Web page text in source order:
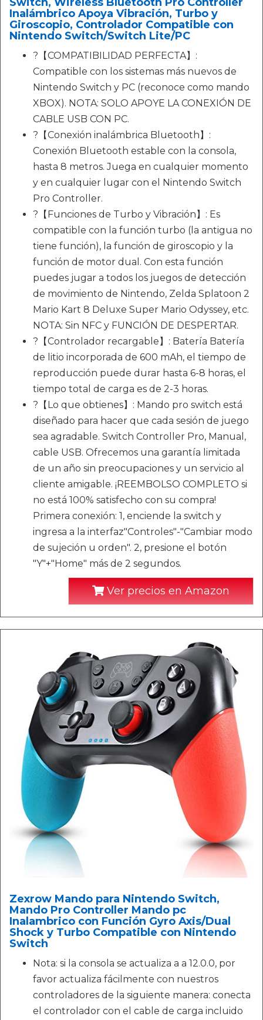
Inalámbrico Apoya Vibración, Turbo y
Giroscopio, Controlador Compatible con
Nintendo Switch/Switch Lite/PC
?【COMPATIBILIDAD PERFECTA】:
Compatible con los sistemas más nuevos de
Nintendo Switch y PC (reconoce como mando
XBOX). NOTA: SOLO APOYE LA CONEXIÓN DE
CABLE USB CON PC.
?【Conexión inalámbrica Bluetooth】:
Conexión Bluetooth estable con la consola,
hasta 8 metros. Juega en cualquier momento
y en cualquier lugar con el Nintendo Switch
Pro Controller.
?【Funciones de Turbo y Vibración】: Es
compatible con la función turbo (la antigua no
tiene función), la función de giroscopio y la
función de motor dual. Con esta función
puedes jugar a todos los juegos de detección
de movimiento de Nintendo, Zelda Splatoon 2
Mario Kart 8 Deluxe Super Mario Odyssey, etc.
NOTA: Sin NFC y FUNCIÓN DE DESPERTAR.
?【Controlador recargable】: Batería Batería
de litio incorporada de 600 mAh, el tiempo de
reproducción puede durar hasta 6-8 horas, el
tiempo total de carga es de 2-3 horas.
?【Lo que obtienes】: Mando pro switch está
diseñado para hacer que cada sesión de juego
sea agradable. Switch Controller Pro, Manual,
cable USB. Ofrecemos una garantía limitada
de un año sin preocupaciones y un servicio al
cliente amigable. ¡REEMBOLSO COMPLETO si
no está 100% satisfecho con su compra!
Primera conexión: 1, enciende la switch y
ingresa a la interfaz"Controles"-"Cambiar modo
de sujeción u orden". 2, presione el botón
"Y"+"Home" más de 2 segundos.
Ver precios en Amazon
Zexrow Mando para Nintendo Switch,
Mando Pro Controller Mando pc
Inalambrico con Función Gyro Axis/Dual
Shock y Turbo Compatible con Nintendo
Switch
Nota: si la consola se actualiza a a 12.0.0, por
favor actualiza fácilmente con nuestros
controladores de la siguiente manera: conecta
el controlador con el cable de carga incluido